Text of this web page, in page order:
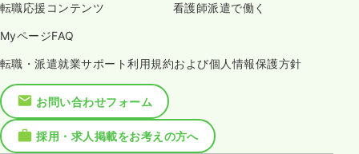
転職応援コンテンツ 看護師派遣で働く
MyページFAQ
転職・派遣就業サポート利用規約および個人情報保護方針
お問い合わせフォーム
採用・求人掲載をお考えの方へ